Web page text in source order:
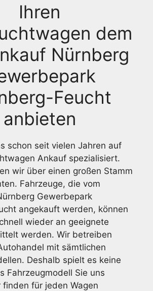
Ihren
dem
Nürnberg
Feucht
anbieten
schon seit vielen Jahren auf
Ankauf spezialisiert.
wir über einen großen Stamm
Fahrzeuge, die vom
Gewerbepark
angekauft werden, können
wieder an geeignete
werden. Wir betreiben
mit sämtlichen
Deshalb spielt es keine
Fahrzeugmodell Sie uns
finden für jeden Wagen